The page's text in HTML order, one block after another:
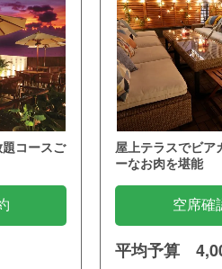
コースご
屋上テラスでビア
ーなお肉を堪能
空席確
平均予算